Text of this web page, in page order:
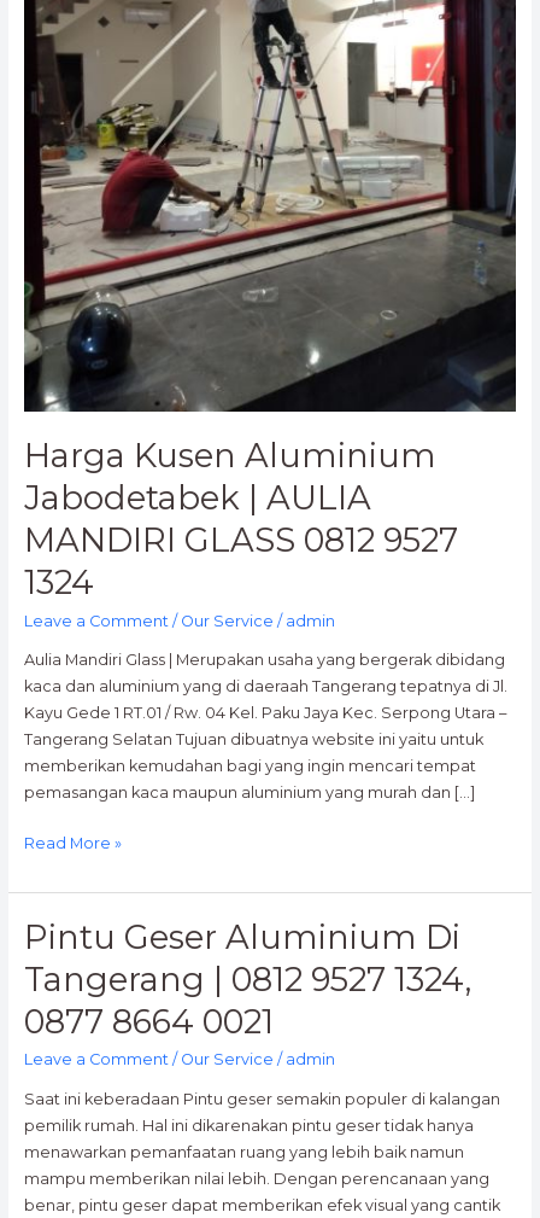
Harga Kusen Aluminium
Jabodetabek | AULIA
MANDIRI GLASS 0812 9527
1324
Leave a Comment / Our Service / admin
Aulia Mandiri Glass | Merupakan usaha yang bergerak dibidang
kaca dan aluminium yang di daeraah Tangerang tepatnya di Jl.
Kayu Gede 1 RT.01 / Rw. 04 Kel. Paku Jaya Kec. Serpong Utara –
Tangerang Selatan Tujuan dibuatnya website ini yaitu untuk
memberikan kemudahan bagi yang ingin mencari tempat
pemasangan kaca maupun aluminium yang murah dan […]
9527
1324
Read More »
Pintu Geser Aluminium Di
Tangerang | 0812 9527 1324,
0877 8664 0021
Leave a Comment / Our Service / admin
Saat ini keberadaan Pintu geser semakin populer di kalangan
pemilik rumah. Hal ini dikarenakan pintu geser tidak hanya
menawarkan pemanfaatan ruang yang lebih baik namun
mampu memberikan nilai lebih. Dengan perencanaan yang
benar, pintu geser dapat memberikan efek visual yang cantik
Pintu
Geser
Aluminium
Di
Tangerang
|
1324,